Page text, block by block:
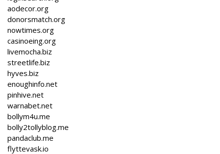
aodecor.org
donorsmatch.org
nowtimes.org
casinoeing.org
livemocha.biz
streetlife.biz
hyves.biz
enoughinfo.net
pinhive.net
warnabet.net
bollym4u.me
bolly2tollyblog.me
pandaclub.me
flyttevask.io